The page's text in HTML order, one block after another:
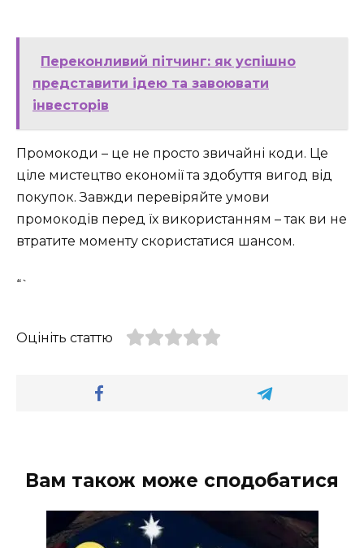
Переконливий пітчинг: як успішно
представити ідею та завоювати
інвесторів
Промокоди – це не просто звичайні коди. Це
ціле мистецтво економії та здобуття вигод від
покупок. Завжди перевіряйте умови
промокодів перед їх використанням – так ви не
втратите моменту скористатися шансом.
“`
Оцініть статтю
Вам також може сподобатися